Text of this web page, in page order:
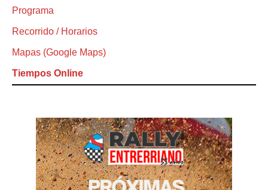
Programa
Recorrido / Horarios
Mapas (Google Maps)
Tiempos Online